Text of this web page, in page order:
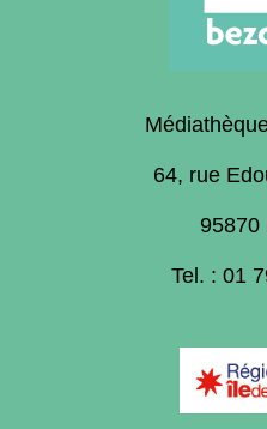
64, rue
95870
Tel. : 01